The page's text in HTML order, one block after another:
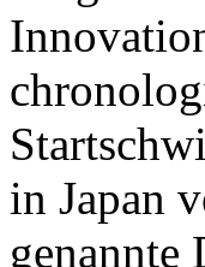
in Japan